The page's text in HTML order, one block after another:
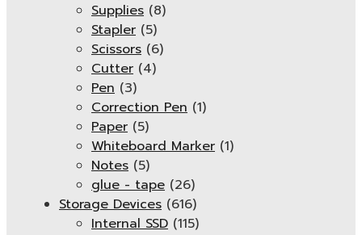
Supplies (8)
Stapler (5)
Scissors (6)
Cutter (4)
Pen (3)
Correction Pen (1)
Paper (5)
Whiteboard Marker (1)
Notes (5)
glue - tape (26)
Storage Devices (616)
Internal SSD (115)